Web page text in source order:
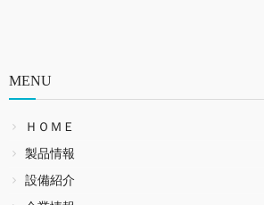
MENU
ＨＯＭＥ
製品情報
設備紹介